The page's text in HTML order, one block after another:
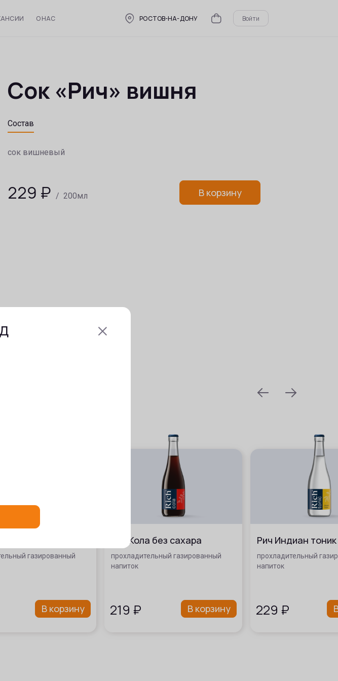
О НАС РОСТОВ-НА-ДОНУ Войти
Сок «Рич» вишня
Состав
сок вишневый
229 ₽ / 200мл В корзину
газированный
В корзину
Рич Кола без сахара
прохладительный газированный
напиток
219 ₽ В корзину
Рич Индиан тоник
прохладительный
напиток
229 ₽
prev